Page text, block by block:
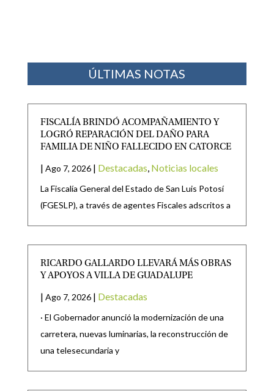
ÚLTIMAS NOTAS
FISCALÍA BRINDÓ ACOMPAÑAMIENTO Y
LOGRÓ REPARACIÓN DEL DAÑO PARA
FAMILIA DE NIÑO FALLECIDO EN CATORCE
| Ago 7, 2026 | Destacadas, Noticias locales
La Fiscalía General del Estado de San Luis Potosí
(FGESLP), a través de agentes Fiscales adscritos a
RICARDO GALLARDO LLEVARÁ MÁS OBRAS
Y APOYOS A VILLA DE GUADALUPE
| Ago 7, 2026 | Destacadas
· El Gobernador anunció la modernización de una
carretera, nuevas luminarias, la reconstrucción de
una telesecundaria y